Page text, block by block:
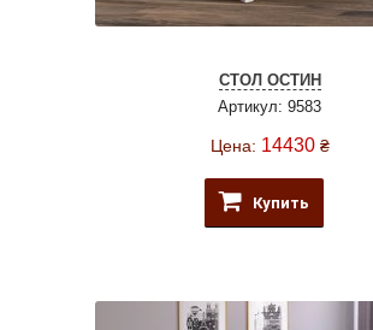
СТОЛ ОСТИН
Артикул: 9583
Цена: 14430 ₴
Купить